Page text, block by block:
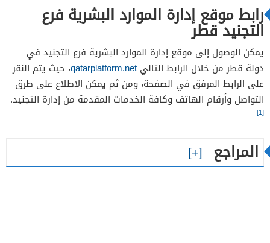
رابط موقع إدارة الموارد البشرية فرع
التجنيد قطر
يمكن الوصول إلى موقع إدارة الموارد البشرية فرع التجنيد في
دولة قطر من خلال الرابط التالي qatarplatform.net، حيث يتم النقر
على الرابط المرفق في الصفحة، ومن ثم يمكن الاطلاع على طرق
التواصل وأرقام الهاتف وكافة الخدمات المقدمة من إدارة التجنيد.
[1]
المراجع